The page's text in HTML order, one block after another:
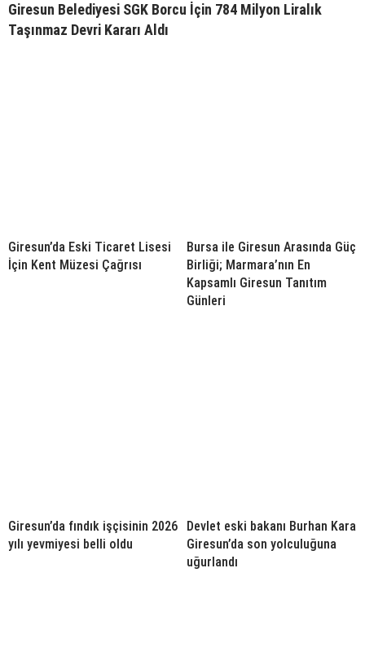
Giresun Belediyesi SGK Borcu İçin 784 Milyon Liralık
Taşınmaz Devri Kararı Aldı
Giresun’da Eski Ticaret Lisesi
İçin Kent Müzesi Çağrısı
Bursa ile Giresun Arasında Güç
Birliği; Marmara’nın En
Kapsamlı Giresun Tanıtım
Günleri
Giresun’da fındık işçisinin 2026
yılı yevmiyesi belli oldu
Devlet eski bakanı Burhan Kara
Giresun’da son yolculuğuna
uğurlandı